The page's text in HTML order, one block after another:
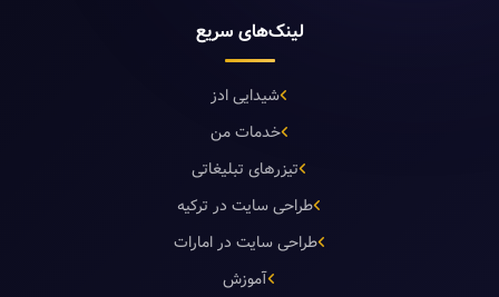
لینک‌های سریع
شیدایی ادز
خدمات من
تیزرهای تبلیغاتی
طراحی سایت در ترکیه
طراحی سایت در امارات
آموزش